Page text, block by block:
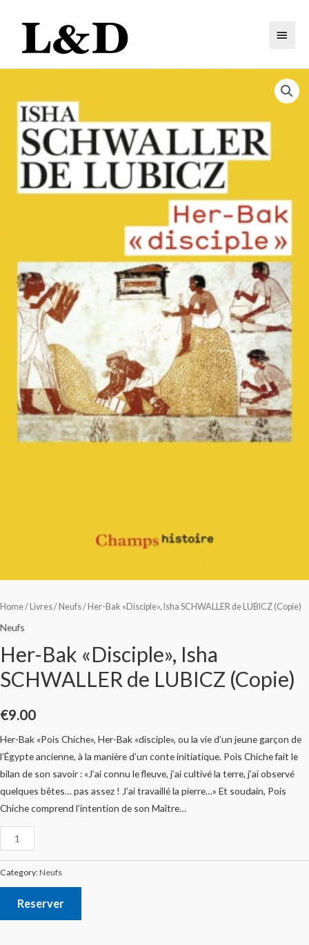
Home/ Livres/ Neufs/ Her-Bak «Disciple», Isha SCHWALLER de LUBICZ (Copie)
Neufs
Her-Bak «Disciple», Isha
SCHWALLER de LUBICZ (Copie)
€9.00
Her-Bak «Pois Chiche», Her-Bak «disciple», ou la vie d’un jeune garçon de
l’Égypte ancienne, à la manière d’un conte initiatique. Pois Chiche fait le
bilan de son savoir : «J’ai connu le fleuve, j’ai cultivé la terre, j’ai observé
quelques bêtes… pas assez ! J’ai travaillé la pierre…» Et soudain, Pois
Chiche comprend l’intention de son Maître…
Category:Neufs
Reserver